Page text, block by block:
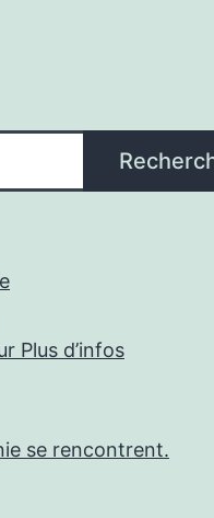
Plus d’infos
se rencontrent.